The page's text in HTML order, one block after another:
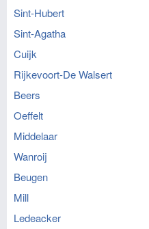
Sint-Hubert
Sint-Agatha
Cuijk
Rijkevoort-De Walsert
Beers
Oeffelt
Middelaar
Wanroij
Beugen
Mill
Ledeacker